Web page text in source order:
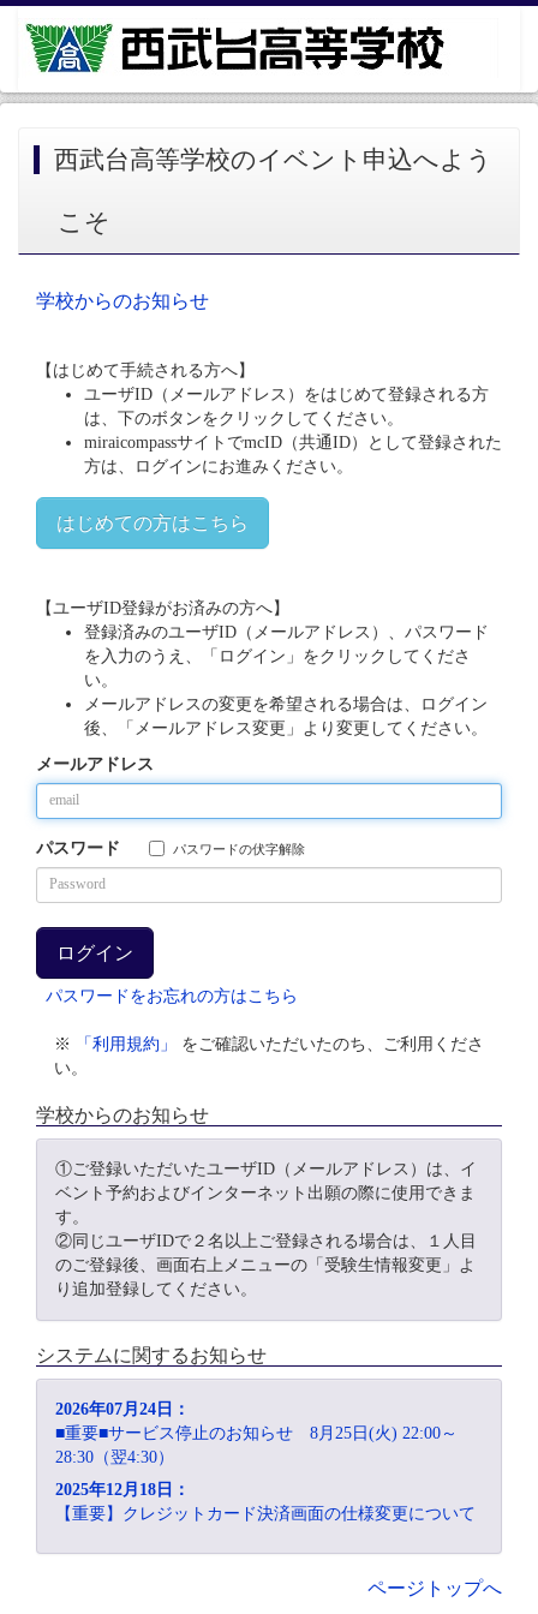
西武台高等学校のイベント申込へよう
こそ
学校からのお知らせ
【はじめて手続される方へ】
ユーザID（メールアドレス）をはじめて登録される方
は、下のボタンをクリックしてください。
miraicompassサイトでmcID（共通ID）として登録された
方は、ログインにお進みください。
はじめての方はこちら
【ユーザID登録がお済みの方へ】
登録済みのユーザID（メールアドレス）、パスワード
を入力のうえ、「ログイン」をクリックしてくださ
い。
メールアドレスの変更を希望される場合は、ログイン
後、「メールアドレス変更」より変更してください。
メールアドレス
パスワード パスワードの伏字解除
パスワードをお忘れの方はこちら
※ 「利用規約」
をご確認いただいたのち、ご利用くださ
い。
学校からのお知らせ
①ご登録いただいたユーザID（メールアドレス）は、イ
ベント予約およびインターネット出願の際に使用できま
す。
②同じユーザIDで２名以上ご登録される場合は、１人目
のご登録後、画面右上メニューの「受験生情報変更」よ
り追加登録してください。
システムに関するお知らせ
2026年07月24日：
■重要■サービス停止のお知らせ 8月25日(火) 22:00～
28:30（翌4:30）
2025年12月18日：
【重要】クレジットカード決済画面の仕様変更について
ページトップへ